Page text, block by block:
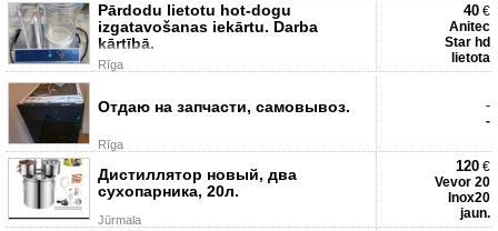
Pārdodu lietotu hot-dogu
izgatavošanas iekārtu. Darba
kārtībā.
Rīga
40 €
Anitec
Star hd
lietota
Отдаю на запчасти, самовывоз.
Rīga
-
-
Дистиллятор новый, два
сухопарника, 20л.
Jūrmala
120 €
Vevor 20
Inox20
jaun.